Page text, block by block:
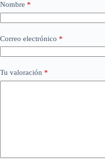
Nombre *
Correo electrónico *
Tu valoración *